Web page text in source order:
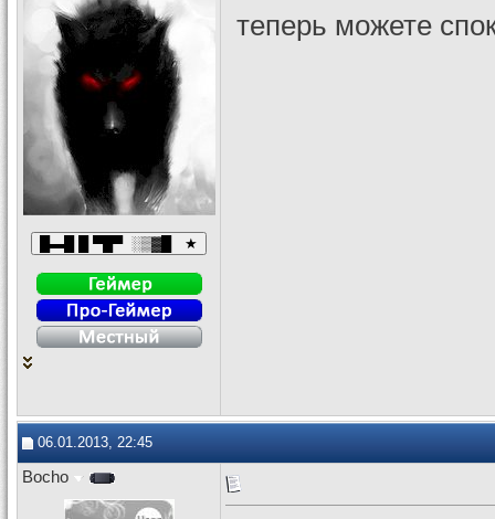
теперь можете
06.01.2013, 22:45
Bocho